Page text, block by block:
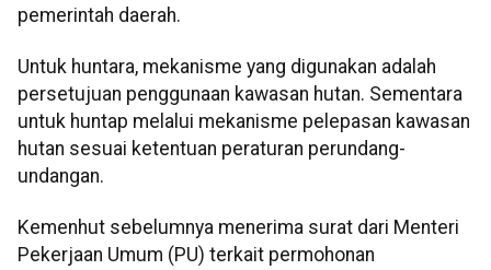
pemerintah daerah.
Untuk huntara, mekanisme yang digunakan adalah
persetujuan penggunaan kawasan hutan. Sementara
untuk huntap melalui mekanisme pelepasan kawasan
hutan sesuai ketentuan peraturan perundang-
undangan.
Kemenhut sebelumnya menerima surat dari Menteri
Pekerjaan Umum (PU) terkait permohonan